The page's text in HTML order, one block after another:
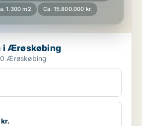
1.300 m2 Ca. 15.800.000 kr.
i Ærøskøbing
Ærøskøbing